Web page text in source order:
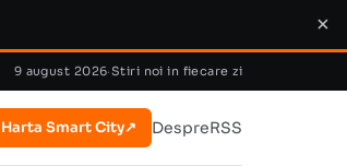
×
9 august 2026·Stiri noi in fiecare zi
Harta Smart City↗ DespreRSS